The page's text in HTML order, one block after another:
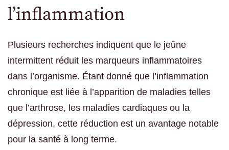
l’inflammation
Plusieurs recherches indiquent que le jeûne
intermittent réduit les marqueurs inflammatoires
dans l’organisme. Étant donné que l’inflammation
chronique est liée à l’apparition de maladies telles
que l’arthrose, les maladies cardiaques ou la
dépression, cette réduction est un avantage notable
pour la santé à long terme.